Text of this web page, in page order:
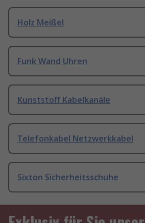
Holz Meißel
Funk Wand Uhren
Kunststoff Kabelkanäle
Telefonkabel Netzwerkkabel
Sixton Sicherheitsschuhe